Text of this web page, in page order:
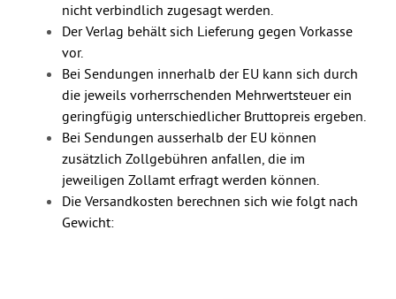
nicht verbindlich zugesagt werden.
Der Verlag behält sich Lieferung gegen Vorkasse
vor.
Bei Sendungen innerhalb der EU kann sich durch
die jeweils vorherrschenden Mehrwertsteuer ein
geringfügig unterschiedlicher Bruttopreis ergeben.
Bei Sendungen ausserhalb der EU können
zusätzlich Zollgebühren anfallen, die im
jeweiligen Zollamt erfragt werden können.
Die Versandkosten berechnen sich wie folgt nach
Gewicht: